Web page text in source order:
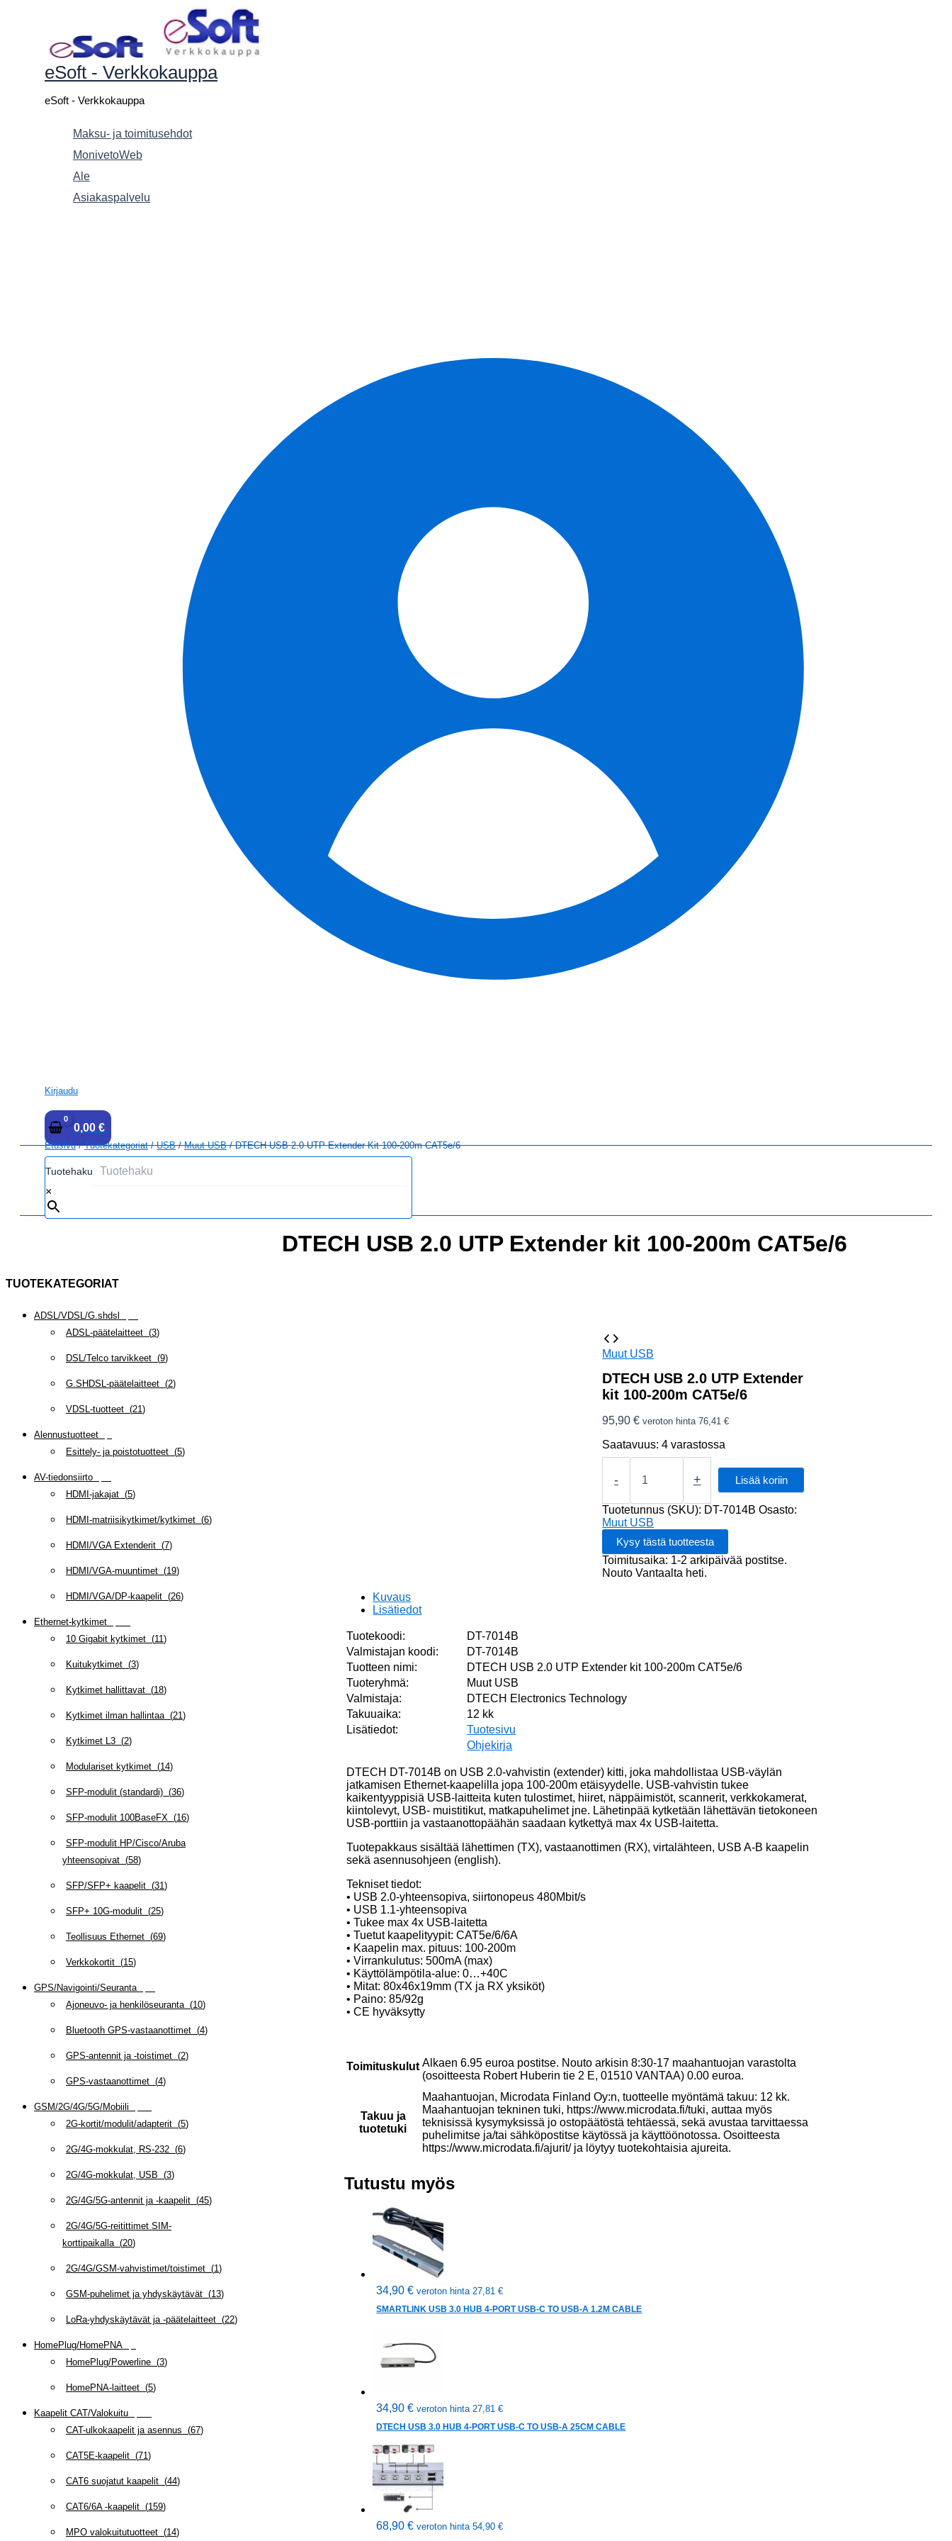
eSoft - Verkkokauppa
eSoft - Verkkokauppa
Maksu- ja toimitusehdot
MonivetoWeb
Ale
Asiakaspalvelu
Kirjaudu
0,00€
Etusivu/Tuotekategoriat/USB/Muut USB/ DTECH USB 2.0 UTP Extender Kit 100-200m CAT5e/6
Tuotehaku
×
TUOTEKATEGORIAT
ADSL/VDSL/G.shdsl
ADSL-päätelaitteet (3)
DSL/Telco tarvikkeet (9)
G.SHDSL-päätelaitteet (2)
VDSL-tuotteet (21)
Alennustuotteet
Esittely- ja poistotuotteet (5)
AV-tiedonsiirto
HDMI-jakajat (5)
HDMI-matriisikytkimet/kytkimet (6)
HDMI/VGA Extenderit (7)
HDMI/VGA-muuntimet (19)
HDMI/VGA/DP-kaapelit (26)
Ethernet-kytkimet
10 Gigabit kytkimet (11)
Kuitukytkimet (3)
Kytkimet hallittavat (18)
Kytkimet ilman hallintaa (21)
Kytkimet L3 (2)
Modulariset kytkimet (14)
SFP-modulit (standardi) (36)
SFP-modulit 100BaseFX (16)
SFP-modulit HP/Cisco/Aruba
yhteensopivat (58)
SFP/SFP+ kaapelit (31)
SFP+ 10G-modulit (25)
Teollisuus Ethernet (69)
Verkkokortit (15)
GPS/Navigointi/Seuranta
Ajoneuvo- ja henkilöseuranta (10)
Bluetooth GPS-vastaanottimet (4)
GPS-antennit ja -toistimet (2)
GPS-vastaanottimet (4)
GSM/2G/4G/5G/Mobiili
2G-kortit/modulit/adapterit (5)
2G/4G-mokkulat, RS-232 (6)
2G/4G-mokkulat, USB (3)
2G/4G/5G-antennit ja -kaapelit (45)
2G/4G/5G-reitittimet SIM-
korttipaikalla (20)
2G/4G/GSM-vahvistimet/toistimet (1)
GSM-puhelimet ja yhdyskäytävät (13)
LoRa-yhdyskäytävät ja -päätelaitteet (22)
HomePlug/HomePNA
HomePlug/Powerline (3)
HomePNA-laitteet (5)
Kaapelit CAT/Valokuitu
CAT-ulkokaapelit ja asennus (67)
CAT5E-kaapelit (71)
CAT6 suojatut kaapelit (44)
CAT6/6A -kaapelit (159)
MPO valokuitutuotteet (14)
DTECH USB 2.0 UTP Extender kit 100-200m CAT5e/6
Muut USB
DTECH USB 2.0 UTP Extender
kit 100-200m CAT5e/6
95,90€ veroton hinta76,41€
Saatavuus: 4 varastossa
-
DTECH
UTP
Extender
kit
100-
200m
CAT5e/6
+ Lisää koriin
Tuotetunnus (SKU): DT-7014B Osasto:
Muut USB
Toimitusaika: 1-2 arkipäivää postitse.
Nouto Vantaalta heti.
Kuvaus
Lisätiedot
Tuotekoodi:
DT-7014B
Valmistajan koodi:
DT-7014B
Tuotteen nimi:
DTECH USB 2.0 UTP Extender kit 100-200m CAT5e/6
Tuoteryhmä:
Muut USB
Valmistaja:
DTECH Electronics Technology
Takuuaika:
12 kk
Lisätiedot:
Tuotesivu
Ohjekirja
DTECH DT-7014B on USB 2.0-vahvistin (extender) kitti, joka mahdollistaa USB-väylän
jatkamisen Ethernet-kaapelilla jopa 100-200m etäisyydelle. USB-vahvistin tukee
kaikentyyppisiä USB-laitteita kuten tulostimet, hiiret, näppäimistöt, scannerit, verkkokamerat,
kiintolevyt, USB- muistitikut, matkapuhelimet jne. Lähetinpää kytketään lähettävän tietokoneen
USB-porttiin ja vastaanottopäähän saadaan kytkettyä max 4x USB-laitetta.
Tuotepakkaus sisältää lähettimen (TX), vastaanottimen (RX), virtalähteen, USB A-B kaapelin
sekä asennusohjeen (english).
Tekniset tiedot:
• USB 2.0-yhteensopiva, siirtonopeus 480Mbit/s
• USB 1.1-yhteensopiva
• Tukee max 4x USB-laitetta
• Tuetut kaapelityypit: CAT5e/6/6A
• Kaapelin max. pituus: 100-200m
• Virrankulutus: 500mA (max)
• Käyttölämpötila-alue: 0…+40C
• Mitat: 80x46x19mm (TX ja RX yksiköt)
• Paino: 85/92g
• CE hyväksytty
Toimituskulut Alkaen 6.95 euroa postitse. Nouto arkisin 8:30-17 maahantuojan varastolta
(osoitteesta Robert Huberin tie 2 E, 01510 VANTAA) 0.00 euroa.
Takuu ja
tuotetuki
Maahantuojan, Microdata Finland Oy:n, tuotteelle myöntämä takuu: 12 kk.
Maahantuojan tekninen tuki, https://www.microdata.fi/tuki, auttaa myös
teknisissä kysymyksissä jo ostopäätöstä tehtäessä, sekä avustaa tarvittaessa
puhelimitse ja/tai sähköpostitse käytössä ja käyttöönotossa. Osoitteesta
https://www.microdata.fi/ajurit/ ja löytyy tuotekohtaisia ajureita.
Tutustu myös
34,90€ veroton hinta27,81€
SMARTLINK USB 3.0 HUB 4-PORT USB-C TO USB-A 1.2M CABLE
34,90€ veroton hinta27,81€
DTECH USB 3.0 HUB 4-PORT USB-C TO USB-A 25CM CABLE
68,90€ veroton hinta54,90€